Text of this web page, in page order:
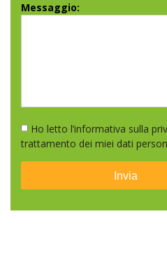
Messaggio:
Ho letto l’informativa sulla
trattamento dei miei dati